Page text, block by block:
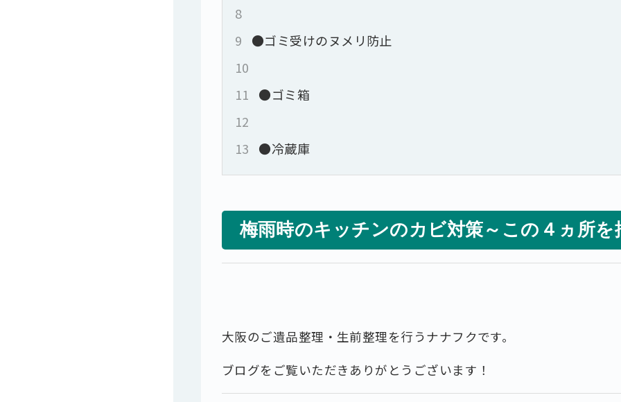
8
9
●ゴミ受けのヌメリ防止
10
11
●ゴミ箱
12
13
●冷蔵庫
梅雨時のキッチンのカビ対策～この４ヵ所
大阪のご遺品整理・生前整理を行うナナフクです。
ブログをご覧いただきありがとうございます！